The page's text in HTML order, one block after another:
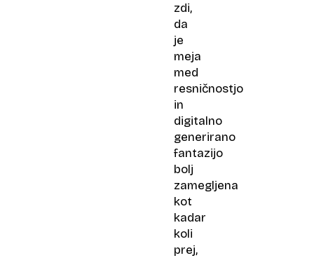
zdi,
da
je
meja
med
resničnostjo
in
digitalno
generirano
fantazijo
bolj
zamegljena
kot
kadar
koli
prej,